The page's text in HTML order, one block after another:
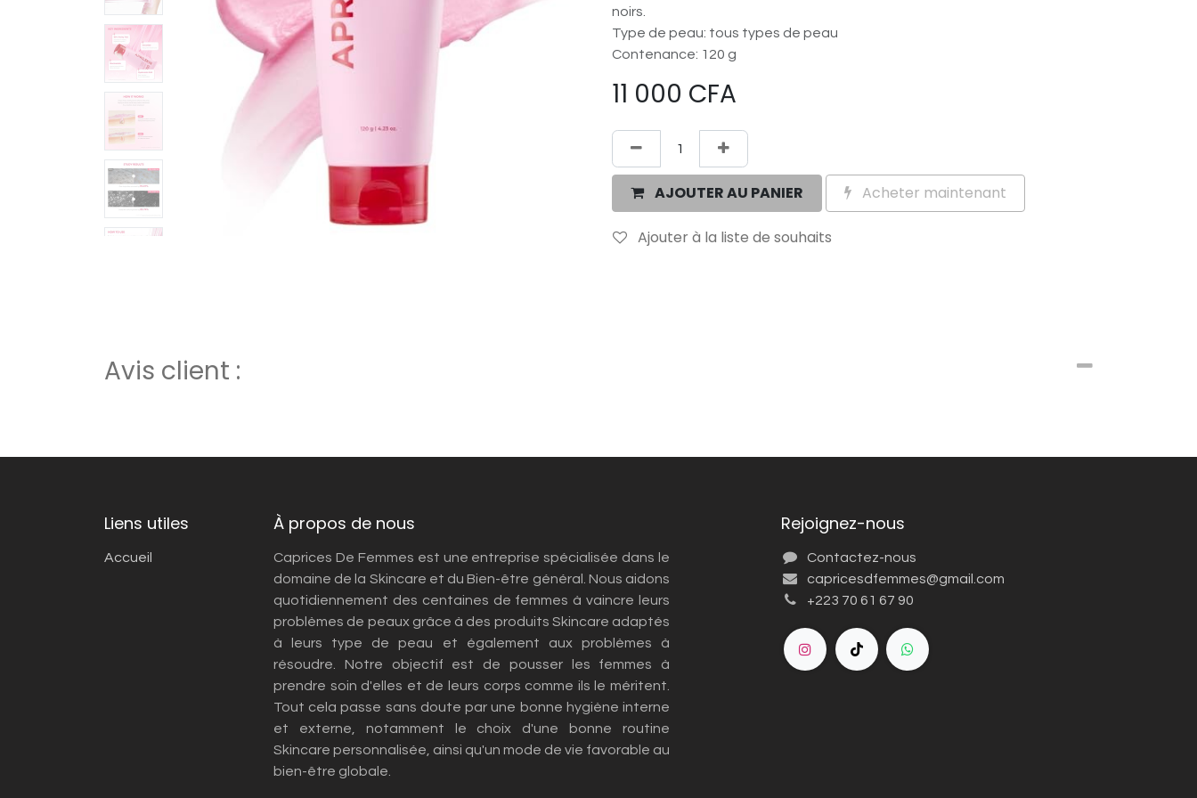
noirs.
Type de peau: tous types de peau
Contenance: 120 g
11 000 CFA
AJOUTER AU PANIER Acheter maintenant
Ajouter à la liste de souhaits
Avis client :
Liens utiles
Accueil
À propos de nous
Caprices De Femmes est une entreprise spécialisée dans le
domaine de la Skincare et du Bien-être général. Nous aidons
quotidiennement des centaines de femmes à vaincre leurs
problèmes de peaux grâce à des produits Skincare adaptés
à leurs type de peau et également aux problèmes à
résoudre. Notre objectif est de pousser les femmes à
prendre soin d'elles et de leurs corps comme ils le méritent.
Tout cela passe sans doute par une bonne hygiène interne
et externe, notamment le choix d'une bonne routine
Skincare personnalisée, ainsi qu'un mode de vie favorable au
bien-être globale.
Rejoignez-nous
Contactez-nous
capricesdfemmes@gmail.com
+223 70 61 67 90